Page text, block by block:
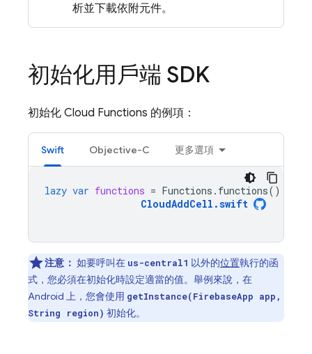
析並下載依附元件。
初始化用戶端 SDK
初始化 Cloud Functions 的例項：
Swift Objective-C 更多選項
lazy var functions = Functions . functions()
CloudAddCell .swift
注意： 如要呼叫在 us-central1 以外的位置執行的函
式，您必須在初始化時設定適當的值。舉例來說，在
Android 上，您會使用 getInstance(FirebaseApp app,
String region) 初始化。